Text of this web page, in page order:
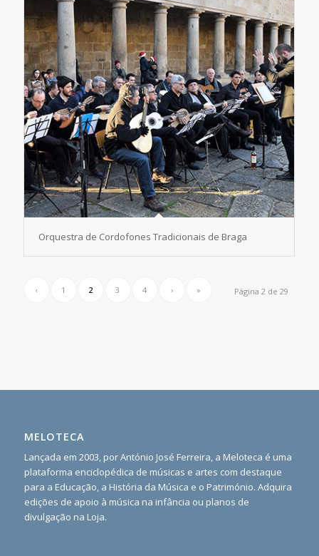
Orquestra de Cordofones Tradicionais de Braga
Página 2 de 29
‹ 1 2 3 4 › »
MELOTECA
Lançada em 2003, por António José Ferreira, a Meloteca é uma
plataforma enciclopédica de músicas e artes com destaque
para a Educação, a História da Música e o Património. Adquira
edições de apoio à música na infância ou planos de
divulgação na Loja.